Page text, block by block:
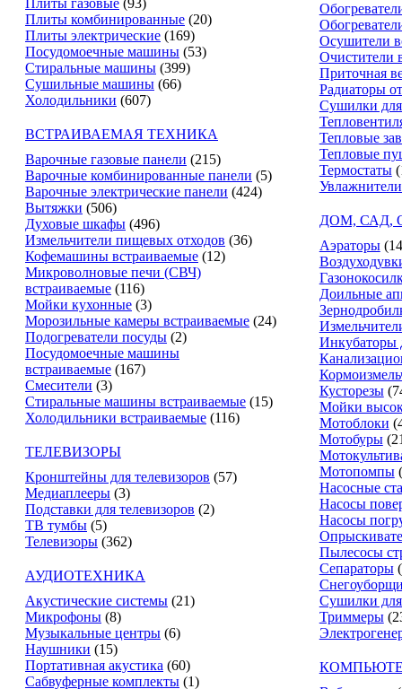
Плиты газовые (93)
Плиты комбинированные (20)
Плиты электрические (169)
Посудомоечные машины (53)
Стиральные машины (399)
Сушильные машины (66)
Холодильники (607)
ВСТРАИВАЕМАЯ ТЕХНИКА
Варочные газовые панели (215)
Варочные комбинированные панели (5)
Варочные электрические панели (424)
Вытяжки (506)
Духовые шкафы (496)
Измельчители пищевых отходов (36)
Кофемашины встраиваемые (12)
Микроволновые печи (СВЧ)
встраиваемые (116)
Мойки кухонные (3)
Морозильные камеры встраиваемые (24)
Подогреватели посуды (2)
Посудомоечные машины
встраиваемые (167)
Смесители (3)
Стиральные машины встраиваемые (15)
Холодильники встраиваемые (116)
ТЕЛЕВИЗОРЫ
Кронштейны для телевизоров (57)
Медиаплееры (3)
Подставки для телевизоров (2)
ТВ тумбы (5)
Телевизоры (362)
АУДИОТЕХНИКА
Акустические системы (21)
Микрофоны (8)
Музыкальные центры (6)
Наушники (15)
Портативная акустика (60)
Сабвуферные комплекты (1)
Осушители
Очистители
Приточная
Радиаторы
Сушилки
Тепловые
Тепловые
Термостаты
ДОМ, САД,
Аэраторы
Доильные
Инкубаторы
Кусторезы
Мойки
Мотоблоки
Мотобуры
Мотопомпы
Насосные
Насосы
Насосы
Пылесосы
Сепараторы
Сушилки
Триммеры